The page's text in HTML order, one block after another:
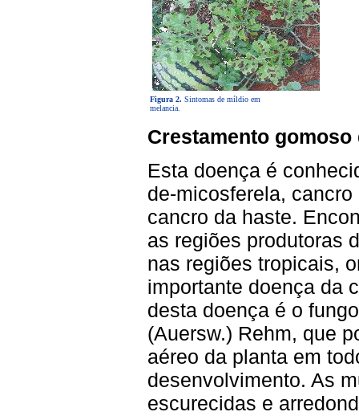
Figura 2. Sintomas de míldio em
melancia.
Crestamento gomoso
Esta doença é
de-micosferela,
cancro da haste.
as regiões produtoras
nas regiões tropicais,
importante doença da
desta doença é o
(Auersw.) Rehm, que
aéreo da planta em
desenvolvimento. As
escurecidas e